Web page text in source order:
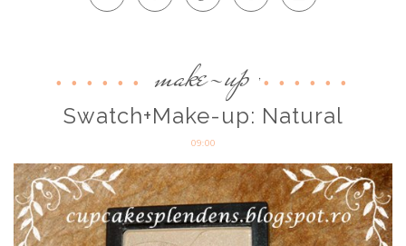
make-up ,
Swatch+Make-up: Natural
09:00